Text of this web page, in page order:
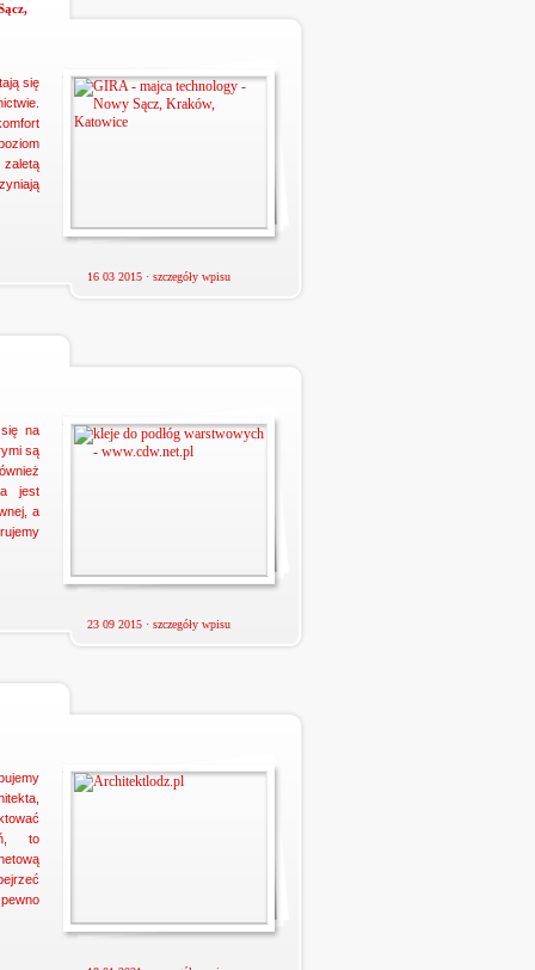
się
zaletą
16 03 2015 · szczegóły wpisu
się na
są
jest
a
23 09 2015 · szczegóły wpisu
to